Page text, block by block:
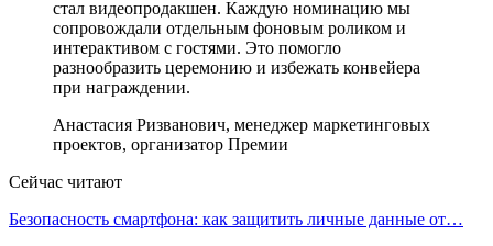
стал видеопродакшен. Каждую номинацию мы
сопровождали отдельным фоновым роликом и
интерактивом с гостями. Это помогло
разнообразить церемонию и избежать конвейера
при награждении.
Анастасия Ризванович, менеджер маркетинговых
проектов, организатор Премии
Сейчас читают
Безопасность смартфона: как защитить личные данные от…